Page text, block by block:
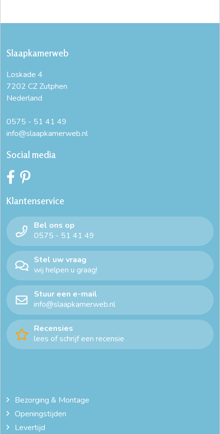
Slaapkamerweb
Loskade 4
7202 CZ Zutphen
Nederland
0575 - 51 41 49
info@slaapkamerweb.nl
Social media
Klantenservice
Bel ons op
0575 - 51 41 49
Stel uw vraag
wij helpen u graag!
Stuur een e-mail
info@slaapkamerweb.nl
Recensies
lees of schrijf een recensie
Bezorging & Montage
Openingstijden
Levertijd